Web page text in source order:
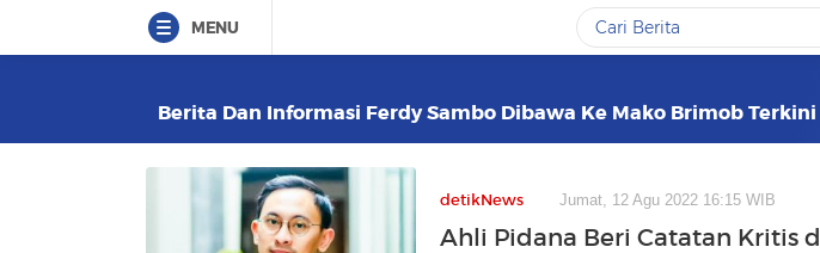
MENU
Berita Dan Informasi Ferdy Sambo Dibawa Ke Mako Brimob
detikNews Jumat, 12 Agu 2022 16:15 WIB
Ahli Pidana Beri Catatan Kritis